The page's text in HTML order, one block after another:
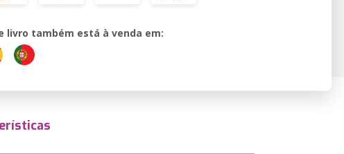
livro também está à venda em: